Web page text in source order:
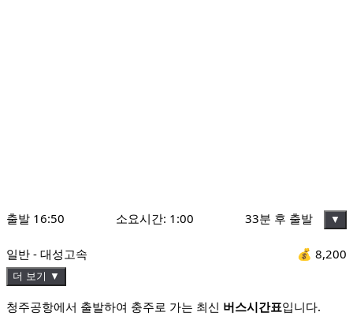
출발 16:50 소요시간: 1:00 33분 후 출발 ▼
일반 - 대성고속 💰 8,200
더 보기 ▼
청주공항에서 출발하여 충주로 가는 최신 버스시간표입니다.